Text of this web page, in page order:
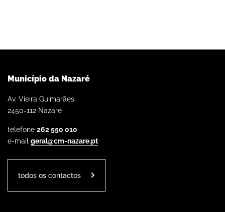
Município da Nazaré
Av. Vieira Guimarães
2450-112 Nazaré
telefone 262 550 010
e-mail geral@cm-nazare.pt
todos os contactos